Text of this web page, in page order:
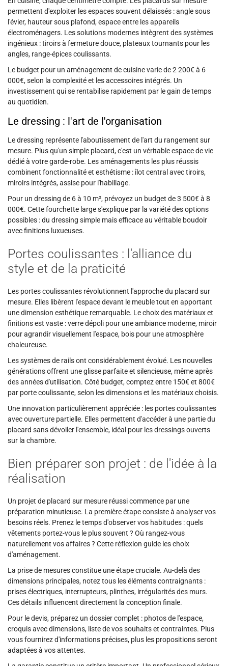
permettent d'exploiter les espaces souvent délaissés : angle sous
l'évier, hauteur sous plafond, espace entre les appareils
électroménagers. Les solutions modernes intègrent des systèmes
ingénieux : tiroirs à fermeture douce, plateaux tournants pour les
angles, range-épices coulissants.
Le budget pour un aménagement de cuisine varie de 2 200€ à 6
000€, selon la complexité et les accessoires intégrés. Un
investissement qui se rentabilise rapidement par le gain de temps
au quotidien.
Le dressing : l'art de l'organisation
Le dressing représente l'aboutissement de l'art du rangement sur
mesure. Plus qu'un simple placard, c'est un véritable espace de vie
dédié à votre garde-robe. Les aménagements les plus réussis
combinent fonctionnalité et esthétisme : îlot central avec tiroirs,
miroirs intégrés, assise pour l'habillage.
Pour un dressing de 6 à 10 m², prévoyez un budget de 3 500€ à 8
000€. Cette fourchette large s'explique par la variété des options
possibles : du dressing simple mais efficace au véritable boudoir
avec finitions luxueuses.
Portes coulissantes : l'alliance du
style et de la praticité
Les portes coulissantes révolutionnent l'approche du placard sur
mesure. Elles libèrent l'espace devant le meuble tout en apportant
une dimension esthétique remarquable. Le choix des matériaux et
finitions est vaste : verre dépoli pour une ambiance moderne, miroir
pour agrandir visuellement l'espace, bois pour une atmosphère
chaleureuse.
Les systèmes de rails ont considérablement évolué. Les nouvelles
générations offrent une glisse parfaite et silencieuse, même après
des années d'utilisation. Côté budget, comptez entre 150€ et 800€
par porte coulissante, selon les dimensions et les matériaux choisis.
Une innovation particulièrement appréciée : les portes coulissantes
avec ouverture partielle. Elles permettent d'accéder à une partie du
placard sans dévoiler l'ensemble, idéal pour les dressings ouverts
sur la chambre.
Bien préparer son projet : de l'idée à la
réalisation
Un projet de placard sur mesure réussi commence par une
préparation minutieuse. La première étape consiste à analyser vos
besoins réels. Prenez le temps d'observer vos habitudes : quels
vêtements portez-vous le plus souvent ? Où rangez-vous
naturellement vos affaires ? Cette réflexion guide les choix
d'aménagement.
La prise de mesures constitue une étape cruciale. Au-delà des
dimensions principales, notez tous les éléments contraignants :
prises électriques, interrupteurs, plinthes, irrégularités des murs.
Ces détails influencent directement la conception finale.
Pour le devis, préparez un dossier complet : photos de l'espace,
croquis avec dimensions, liste de vos souhaits et contraintes. Plus
vous fournirez d'informations précises, plus les propositions seront
adaptées à vos attentes.